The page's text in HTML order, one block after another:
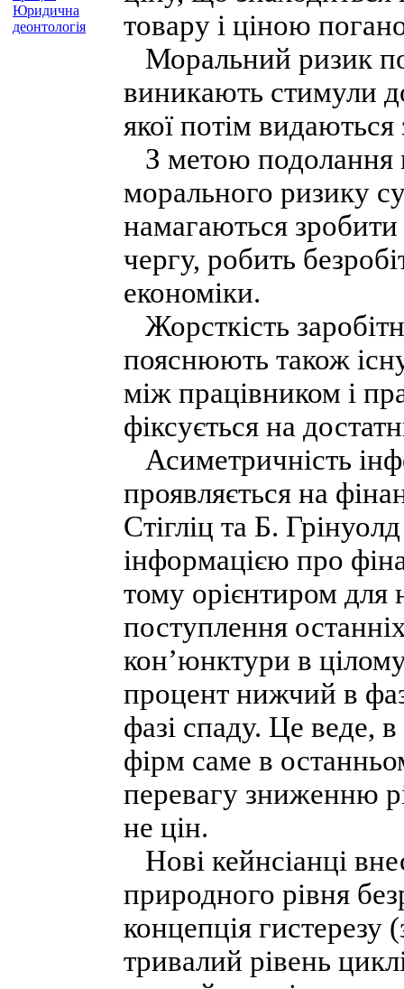
Юридична
деонтологія
товару і ціною
Моральний ризик
виникають стимули
якої потім
З метою подолання
морального ризику
намагаються
чергу, робить
економіки.
Жорсткість
пояснюють також
між працівником і
фіксується на
Асиметричність
проявляється на
Стігліц та Б.
інформацією про
тому орієнтиром для
поступлення
кон’юнктури в
процент нижчий в
фазі спаду. Це веде,
фірм саме в
перевагу зниженню
не цін.
Нові кейнсіанці
природного рівня
концепція гистерезу
тривалий рівень